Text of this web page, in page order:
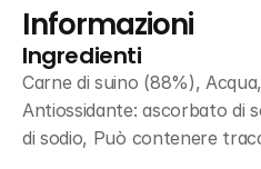
Informazioni
Ingredienti
Carne di suino (88%),
Antiossidante: ascorbato di
di sodio, Può contenere